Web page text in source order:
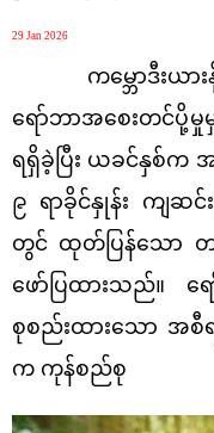
29 Jan 2026
ကမ္ဘောဒီးယား
ရော်ဘာအစေးတင်ပို့မှု
ရရှိခဲ့ပြီး ယခင်နှစ်က
၉ ရာခိုင်နှုန်း ကျဆင်
တွင် ထုတ်ပြန်သော တ
ဖော်ပြထားသည်။ ရ
စုစည်းထားသော အစီ
က ကုန်စည်စု